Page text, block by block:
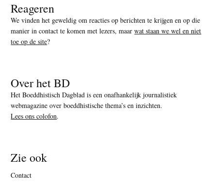
Reageren
We vinden het geweldig om reacties op berichten te krijgen en op die
manier in contact te komen met lezers, maarwat staan we wel en niet
toe op de site?
Over het BD
Het Boeddhistisch Dagblad is een onafhankelijk journalistiek
webmagazine over boeddhistische thema’s en inzichten.
Lees ons colofon.
Zie ook
Contact